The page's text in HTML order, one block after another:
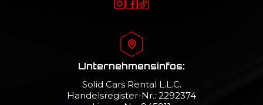
Unternehmensinfos:
Solid Cars Rental L.L.C.
Handelsregister-Nr.: 2292374